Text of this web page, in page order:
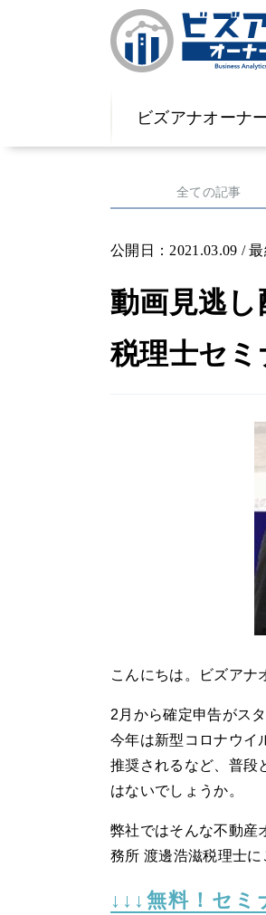
ビズアナオーナ
全ての記事
公開日：2021.03.09 /
動画見逃
税理士セミ
こんにちは。ビズアナ
2月から確定申告がス
今年は新型コロナウイ
推奨されるなど、普段
はないでしょうか。
弊社ではそんな不動産
務所 渡邊浩滋税理士に
↓↓↓無料！セミ